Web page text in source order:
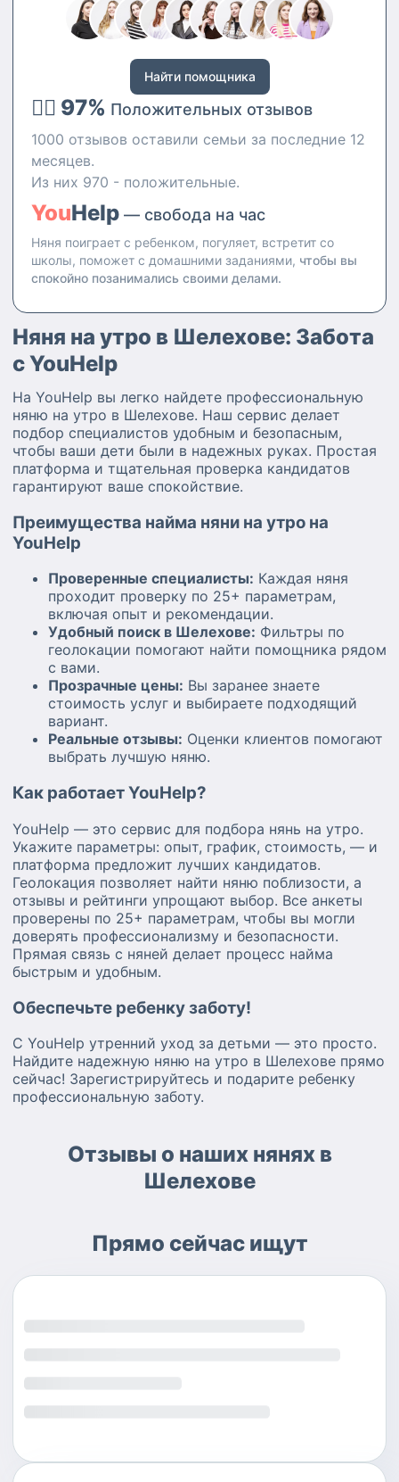
Найти помощника
👍🏻 97% Положительных отзывов
1000 отзывов оставили семьи за последние 12
месяцев.
Из них 970 - положительные.
YouHelp — свобода на час
Няня поиграет с ребенком, погуляет, встретит со
школы, поможет с домашними заданиями, чтобы вы
спокойно позанимались своими делами.
Няня на утро в Шелехове: Забота
с YouHelp
На YouHelp вы легко найдете профессиональную
няню на утро в Шелехове. Наш сервис делает
подбор специалистов удобным и безопасным,
чтобы ваши дети были в надежных руках. Простая
платформа и тщательная проверка кандидатов
гарантируют ваше спокойствие.
Преимущества найма няни на утро на
YouHelp
Проверенные специалисты: Каждая няня
проходит проверку по 25+ параметрам,
включая опыт и рекомендации.
Удобный поиск в Шелехове: Фильтры по
геолокации помогают найти помощника рядом
с вами.
Прозрачные цены: Вы заранее знаете
стоимость услуг и выбираете подходящий
вариант.
Реальные отзывы: Оценки клиентов помогают
выбрать лучшую няню.
Как работает YouHelp?
YouHelp — это сервис для подбора нянь на утро.
Укажите параметры: опыт, график, стоимость, — и
платформа предложит лучших кандидатов.
Геолокация позволяет найти няню поблизости, а
отзывы и рейтинги упрощают выбор. Все анкеты
проверены по 25+ параметрам, чтобы вы могли
доверять профессионализму и безопасности.
Прямая связь с няней делает процесс найма
быстрым и удобным.
Обеспечьте ребенку заботу!
С YouHelp утренний уход за детьми — это просто.
Найдите надежную няню на утро в Шелехове прямо
сейчас! Зарегистрируйтесь и подарите ребенку
профессиональную заботу.
Отзывы о наших нянях в
Шелехове
Прямо сейчас ищут